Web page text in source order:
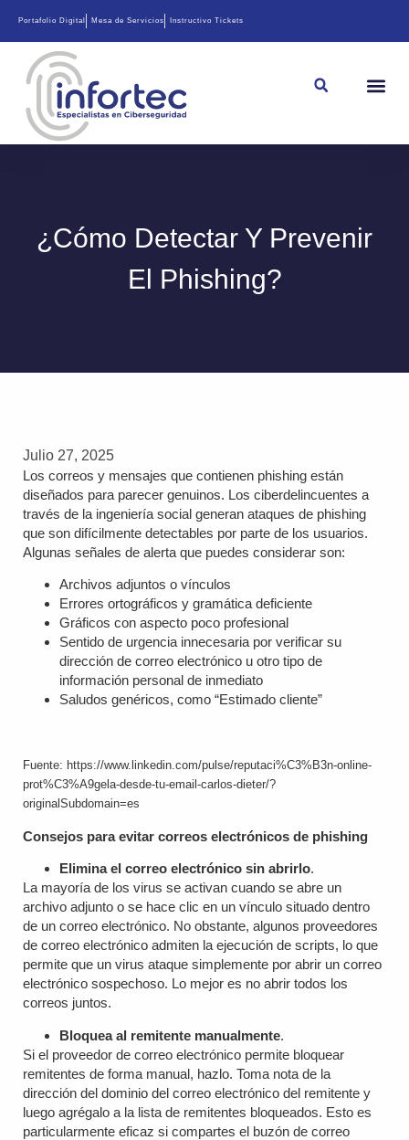
Portafolio Digital Mesa de Servicios Instructivo Tickets
¿Cómo Detectar Y Prevenir
El Phishing?
Julio 27, 2025
Los correos y mensajes que contienen phishing están
diseñados para parecer genuinos. Los ciberdelincuentes a
través de la ingeniería social generan ataques de phishing
que son difícilmente detectables por parte de los usuarios.
Algunas señales de alerta que puedes considerar son:
Archivos adjuntos o vínculos
Errores ortográficos y gramática deficiente
Gráficos con aspecto poco profesional
Sentido de urgencia innecesaria por verificar su
dirección de correo electrónico u otro tipo de
información personal de inmediato
Saludos genéricos, como “Estimado cliente”
Fuente: https://www.linkedin.com/pulse/reputaci%C3%B3n-online-
prot%C3%A9gela-desde-tu-email-carlos-dieter/?
originalSubdomain=es
Consejos para evitar correos electrónicos de phishing
Elimina el correo electrónico sin abrirlo.
La mayoría de los virus se activan cuando se abre un
archivo adjunto o se hace clic en un vínculo situado dentro
de un correo electrónico. No obstante, algunos proveedores
de correo electrónico admiten la ejecución de scripts, lo que
permite que un virus ataque simplemente por abrir un correo
electrónico sospechoso. Lo mejor es no abrir todos los
correos juntos.
Bloquea al remitente manualmente.
Si el proveedor de correo electrónico permite bloquear
remitentes de forma manual, hazlo. Toma nota de la
dirección del dominio del correo electrónico del remitente y
luego agrégalo a la lista de remitentes bloqueados. Esto es
particularmente eficaz si compartes el buzón de correo